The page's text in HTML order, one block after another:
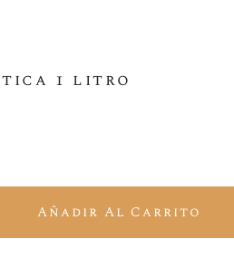
1 litro
1 litro quantity
Añadir Al Carrito